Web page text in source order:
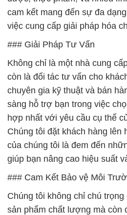
cam kết mang đến sự đa
việc cung cấp giải pháp hóa
### Giải Pháp Tư Vấn
Không chỉ là một nhà cung
còn là đối tác tư vấn cho
chuyên gia kỹ thuật và bán
sàng hỗ trợ bạn trong việc
hợp nhất với yêu cầu cụ thể
Chúng tôi đặt khách hàng lên
của chúng tôi là đem đến
giúp bạn nâng cao hiệu suất
### Cam Kết Bảo vệ Môi
Chúng tôi không chỉ chú
sản phẩm chất lượng mà còn